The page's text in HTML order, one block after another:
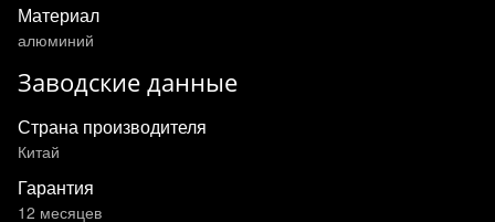
Материал
алюминий
Заводские данные
Страна производителя
Китай
Гарантия
12 месяцев